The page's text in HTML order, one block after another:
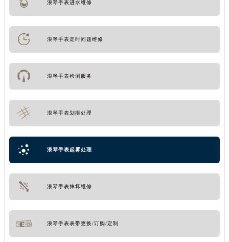
浪琴手表进水维修
浪琴手表走时问题维修
浪琴手表检测服务
浪琴手表划痕处理
浪琴手表起雾处理
浪琴手表摔坏维修
浪琴手表表带更换/订购/定制